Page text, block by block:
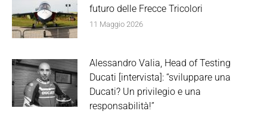
futuro delle Frecce Tricolori
11 Maggio 2026
Alessandro Valia, Head of Testing
Ducati [intervista]: “sviluppare una
Ducati? Un privilegio e una
responsabilità!”